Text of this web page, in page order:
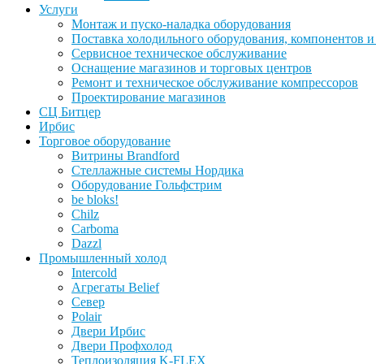
Услуги
Монтаж и пуско-наладка оборудования
Поставка холодильного оборудования, компонентов
Сервисное техническое обслуживание
Оснащение магазинов и торговых центров
Ремонт и техническое обслуживание компрессоров
Проектирование магазинов
СЦ Битцер
Ирбис
Торговое оборудование
Витрины Brandford
Стеллажные системы Нордика
Оборудование Гольфстрим
be bloks!
Chilz
Carboma
Dazzl
Промышленный холод
Intercold
Агрегаты Belief
Север
Polair
Двери Ирбис
Двери Профхолод
Теплоизоляция K-FLEX